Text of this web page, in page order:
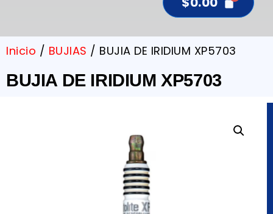
Inicio / BUJIAS / BUJIA DE IRIDIUM XP5703
BUJIA DE IRIDIUM XP5703